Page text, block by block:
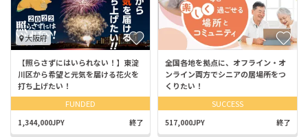
大阪府
【照らさずにはいられない！】東淀
川区から希望と元気を届ける花火を
打ち上げたい！
FUNDED
1,344,000JPY 終了
全国各地を拠点に、オフライン・オ
ンライン両方でシニアの居場所をつ
くりたい！
SUCCESS
517,000JPY 終了